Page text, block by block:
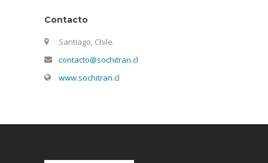
Contacto
Santiago, Chile.
contacto@sochitran.cl
www.sochitran.cl